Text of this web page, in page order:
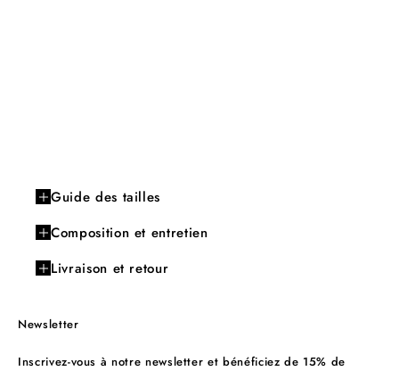
Guide des tailles
Composition et entretien
Livraison et retour
Newsletter
Inscrivez-vous à notre newsletter et bénéficiez de 15% de